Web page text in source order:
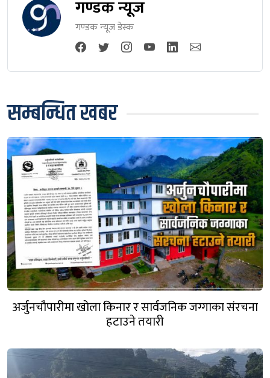
गण्डक न्यूज
गण्डक न्यूज डेस्क
सम्बन्धित खबर
अर्जुनचौपारीमा खोला किनार र सार्वजनिक जग्गाका संरचना
हटाउने तयारी